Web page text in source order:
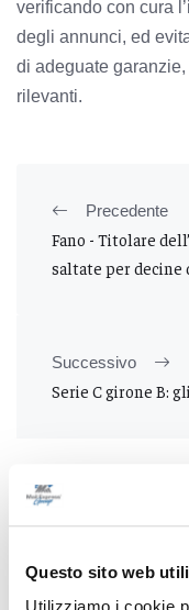
Questo sito web
verificando con cura
degli annunci, ed
di adeguate
rilevanti.
Precedente
Fano - Titolare
saltate per decine
Successivo
Serie C girone B: